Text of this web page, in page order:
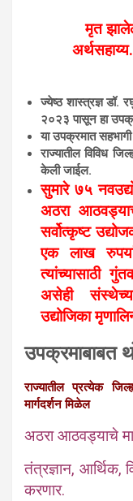
मृत
ज्येष्ठ शास्त्रज्ञ डॉ.
२०२३ पासून हा
या उपक्रमात सहभागी
राज्यातील विविध
केली जाईल.
सुमारे ७५
अठरा
सर्वोत्कृष्ट
एक लाख
त्यांच्यासाठी
असेही
उद्योजिका
उपक्रमाबाबत
राज्यातील प्रत्येक
मार्गदर्शन मिळेल
अठरा आठवड्याचे
तंत्रज्ञान, आर्थिक,
करणार.